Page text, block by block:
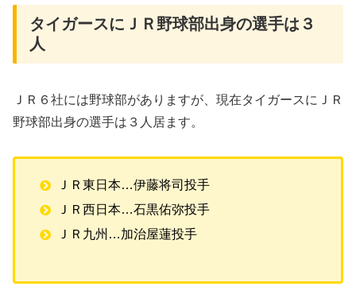
タイガースにＪＲ野球部出身の選手は３
人
ＪＲ６社には野球部がありますが、現在タイガースにＪＲ
野球部出身の選手は３人居ます。
ＪＲ東日本…伊藤将司投手
ＪＲ西日本…石黒佑弥投手
ＪＲ九州…加治屋蓮投手